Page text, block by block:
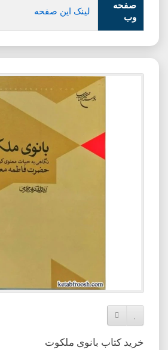
صفحه
وب
لینک این صفحه
افزودن به لیست دلخواه
خرید کتاب بانوی ملکوت